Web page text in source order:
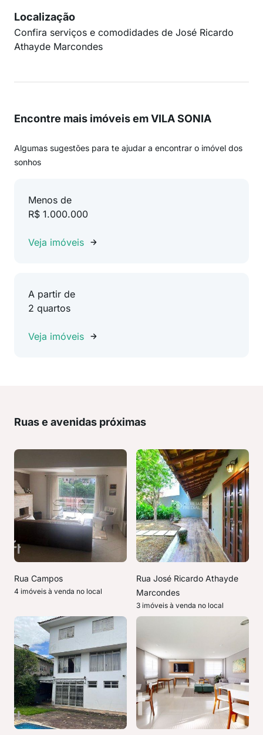
Localização
Confira serviços e comodidades de José Ricardo
Athayde Marcondes
Encontre mais imóveis em VILA SONIA
Algumas sugestões para te ajudar a encontrar o imóvel dos
sonhos
Menos de
R$ 1.000.000
Veja imóveis
A partir de
2 quartos
Veja imóveis
Ruas e avenidas próximas
Rua Campos
4 imóveis à venda no local
Rua José Ricardo Athayde
Marcondes
3 imóveis à venda no local